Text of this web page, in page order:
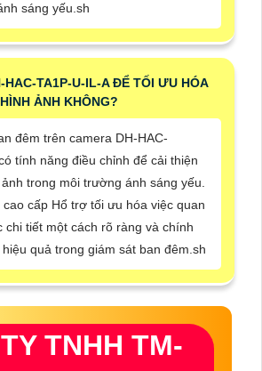
sáng yếu.sh
HAC-TA1P-U-IL-A ĐỂ TỐI ƯU HÓA
ẢNH KHÔNG?
đêm trên camera DH-HAC-
tính năng điều chỉnh để cải thiện
trong môi trường ánh sáng yếu.
cấp Hổ trợ tối ưu hóa việc quan
chi tiết một cách rõ ràng và chính
quả trong giám sát ban đêm.sh
TNHH TM-